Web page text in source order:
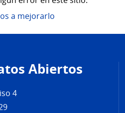
a mejorarlo
Abiertos
4